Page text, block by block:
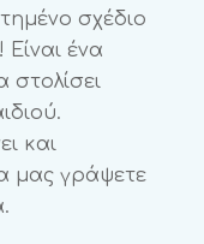
σχέδιο
ένα
και
μας γράψετε